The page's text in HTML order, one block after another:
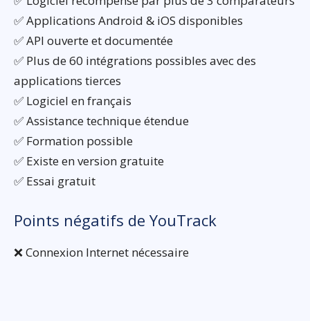
✅ Applications Android & iOS disponibles
✅ API ouverte et documentée
✅ Plus de 60 intégrations possibles avec des
applications tierces
✅ Logiciel en français
✅ Assistance technique étendue
✅ Formation possible
✅ Existe en version gratuite
✅ Essai gratuit
Points négatifs de YouTrack
❌ Connexion Internet nécessaire